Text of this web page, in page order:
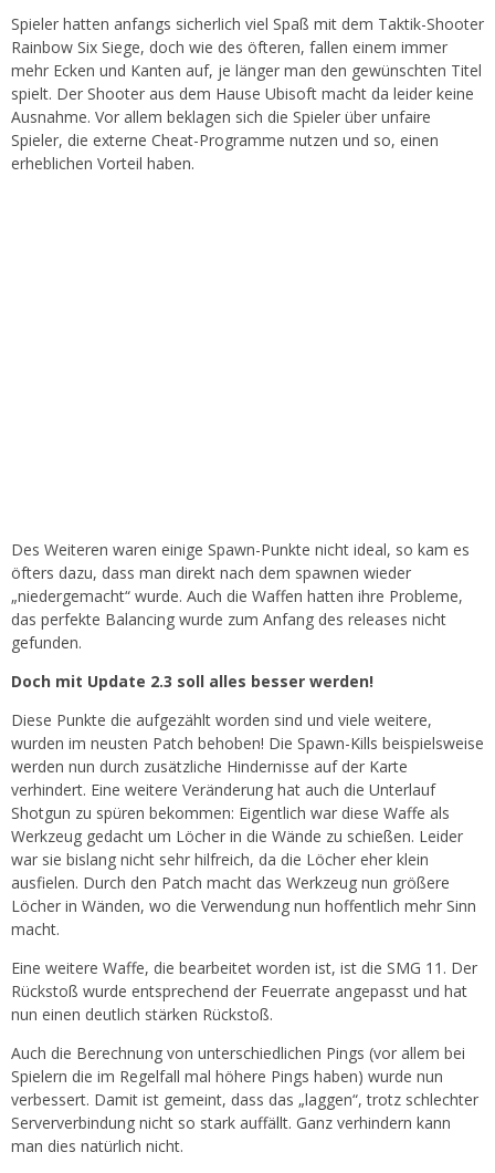
Spieler hatten anfangs sicherlich viel Spaß mit dem Taktik-Shooter
Rainbow Six Siege, doch wie des öfteren, fallen einem immer
mehr Ecken und Kanten auf, je länger man den gewünschten Titel
spielt. Der Shooter aus dem Hause Ubisoft macht da leider keine
Ausnahme. Vor allem beklagen sich die Spieler über unfaire
Spieler, die externe Cheat-Programme nutzen und so, einen
erheblichen Vorteil haben.
Des Weiteren waren einige Spawn-Punkte nicht ideal, so kam es
öfters dazu, dass man direkt nach dem spawnen wieder
„niedergemacht“ wurde. Auch die Waffen hatten ihre Probleme,
das perfekte Balancing wurde zum Anfang des releases nicht
gefunden.
Doch mit Update 2.3 soll alles besser werden!
Diese Punkte die aufgezählt worden sind und viele weitere,
wurden im neusten Patch behoben! Die Spawn-Kills beispielsweise
werden nun durch zusätzliche Hindernisse auf der Karte
verhindert. Eine weitere Veränderung hat auch die Unterlauf
Shotgun zu spüren bekommen: Eigentlich war diese Waffe als
Werkzeug gedacht um Löcher in die Wände zu schießen. Leider
war sie bislang nicht sehr hilfreich, da die Löcher eher klein
ausfielen. Durch den Patch macht das Werkzeug nun größere
Löcher in Wänden, wo die Verwendung nun hoffentlich mehr Sinn
macht.
Eine weitere Waffe, die bearbeitet worden ist, ist die SMG 11. Der
Rückstoß wurde entsprechend der Feuerrate angepasst und hat
nun einen deutlich stärken Rückstoß.
Auch die Berechnung von unterschiedlichen Pings (vor allem bei
Spielern die im Regelfall mal höhere Pings haben) wurde nun
verbessert. Damit ist gemeint, dass das „laggen“, trotz schlechter
Serververbindung nicht so stark auffällt. Ganz verhindern kann
man dies natürlich nicht.